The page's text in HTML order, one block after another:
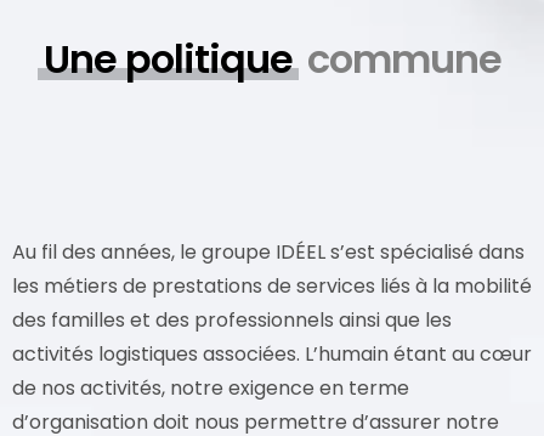
Une politiquecommune
Au fil des années, le groupe IDÉEL s’est spécialisé dans
les métiers de prestations de services liés à la mobilité
des familles et des professionnels ainsi que les
activités logistiques associées. L’humain étant au cœur
de nos activités, notre exigence en terme
d’organisation doit nous permettre d’assurer notre